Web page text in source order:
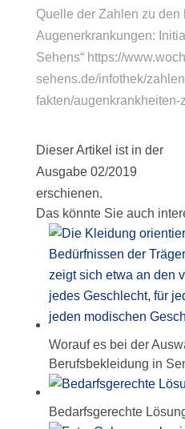
Quelle der Zahlen zu den
Augenerkrankungen:
Sehens“ https://
sehens.de/infothek/
fakten/
Dieser Artikel ist in der
Ausgabe 02/2019
erschienen.
Das könnte Sie auch
Worauf es bei der
Berufsbekleidung in
Bedarfsgerechte